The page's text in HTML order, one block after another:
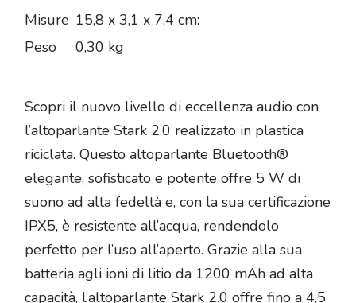
Misure 15,8 x 3,1 x 7,4 cm:
Peso
0,30 kg
Scopri il nuovo livello di eccellenza audio con
l’altoparlante Stark 2.0 realizzato in plastica
riciclata. Questo altoparlante Bluetooth®
elegante, sofisticato e potente offre 5 W di
suono ad alta fedeltà e, con la sua certificazione
IPX5, è resistente all’acqua, rendendolo
perfetto per l’uso all’aperto. Grazie alla sua
batteria agli ioni di litio da 1200 mAh ad alta
capacità, l’altoparlante Stark 2.0 offre fino a 4,5